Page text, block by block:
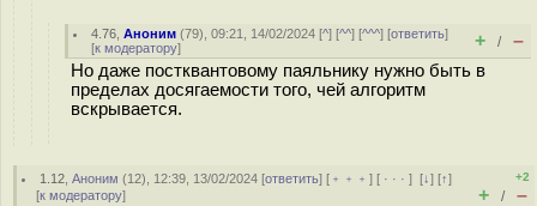
4.76 ,Аноним (79), 09:21, 14/02/2024 [^] [^^] [^^^] [ответить]
[к модератору] + / –
Но даже постквантовому паяльнику нужно быть в
пределах досягаемости того, чей алгоритм
вскрывается.
1.12 ,Аноним (12), 12:39, 13/02/2024 [ответить] [ ﹢﹢﹢] [ · · ·][↓] [↑]
[к модератору]
+2
+ / –